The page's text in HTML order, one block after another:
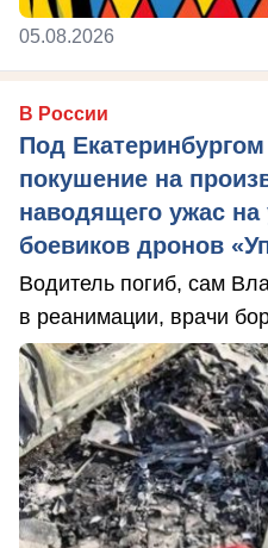
05.08.2026
В России
Под
покушение на
наводящего ужас на
боевиков дронов
Водитель погиб, сам
в реанимации, врачи